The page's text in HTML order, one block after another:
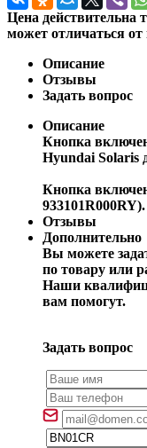
Цена действительна
может отличаться
Описание
Отзывы
Задать вопрос
Описание
Кнопка
Hyundai Solaris
Кнопка
933101R000RY).
Отзывы
Дополнительно
Вы можете
по товару или
Наши
вам помогут.
Задать вопрос